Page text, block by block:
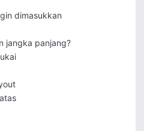
dimasukkan
jangka panjang?